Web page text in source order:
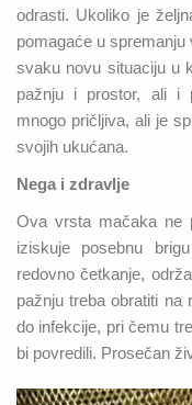
odrasti. Ukoliko je
pomagaće u
svaku novu situaciju u
pažnju i prostor, ali i
mnogo pričljiva, ali je
svojih ukućana.
Nega i zdravlje
Ova vrsta mačaka ne
iziskuje posebnu
redovno četkanje,
pažnju treba obratiti na
do infekcije, pri čemu
bi povredili. Prosečan